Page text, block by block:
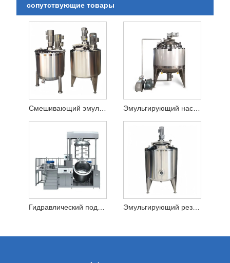
сопутствующие товары
Смешивающий эмульгирующий бак Эмульгирующий насос с эмульгирующим резервуаром
Гидравлический подъемный эмульгирующий бак Эмульгирующий резервуар с высоким сдвиговым усилием